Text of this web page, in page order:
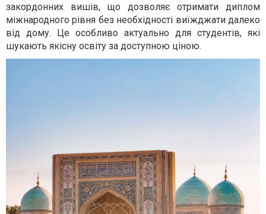
закордонних вишів, що дозволяє отримати диплом
міжнародного рівня без необхідності виїжджати далеко
від дому. Це особливо актуально для студентів, які
шукають якісну освіту за доступною ціною.